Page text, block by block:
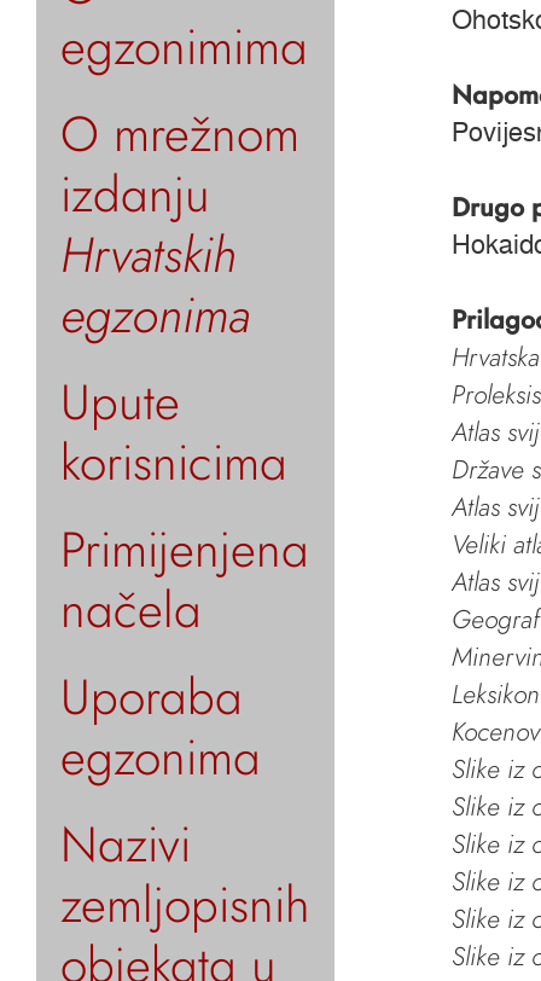
egzonimima
O mrežnom
izdanju
Hrvatskih
egzonima
Upute
korisnicima
Primijenjena
načela
Uporaba
egzonima
Nazivi
zemljopisnih
objekata u
Drugo
Atlas
Države
Atlas
Veliki
Atlas
Slike iz
Slike iz
Slike iz
Slike iz
Slike iz
Slike iz